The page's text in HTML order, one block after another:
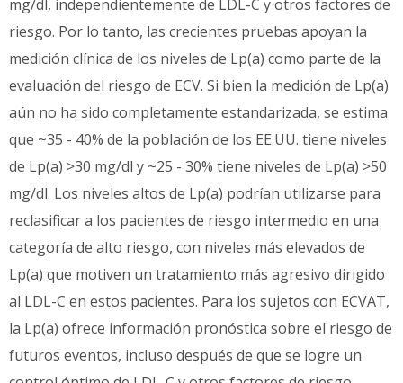
mg/dl, independientemente de LDL-C y otros factores de
riesgo. Por lo tanto, las crecientes pruebas apoyan la
medición clínica de los niveles de Lp(a) como parte de la
evaluación del riesgo de ECV. Si bien la medición de Lp(a)
aún no ha sido completamente estandarizada, se estima
que ~35 - 40% de la población de los EE.UU. tiene niveles
de Lp(a) >30 mg/dl y ~25 - 30% tiene niveles de Lp(a) >50
mg/dl. Los niveles altos de Lp(a) podrían utilizarse para
reclasificar a los pacientes de riesgo intermedio en una
categoría de alto riesgo, con niveles más elevados de
Lp(a) que motiven un tratamiento más agresivo dirigido
al LDL-C en estos pacientes. Para los sujetos con ECVAT,
la Lp(a) ofrece información pronóstica sobre el riesgo de
futuros eventos, incluso después de que se logre un